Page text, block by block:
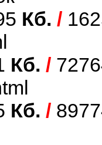
Кб. /
Кб. /
Кб. /